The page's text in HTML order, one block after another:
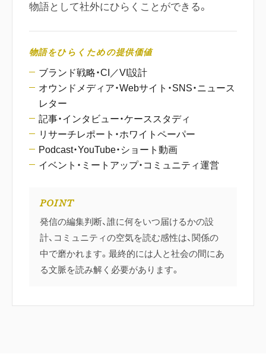
物語として社外にひらくことができる。
物語をひらくための提供価値
ブランド戦略・CI／VI設計
オウンドメディア・Webサイト・SNS・ニュース
レター
記事・インタビュー・ケーススタディ
リサーチレポート・ホワイトペーパー
Podcast・YouTube・ショート動画
イベント・ミートアップ・コミュニティ運営
POINT
発信の編集判断、誰に何をいつ届けるかの設
計、コミュニティの空気を読む感性は、関係の
中で磨かれます。最終的には人と社会の間にあ
る文脈を読み解く必要があります。